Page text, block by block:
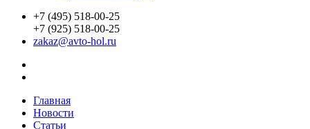
+7 (495) 518-00-25
+7 (925) 518-00-25
zakaz@avto-hol.ru
Главная
Новости
Статьи